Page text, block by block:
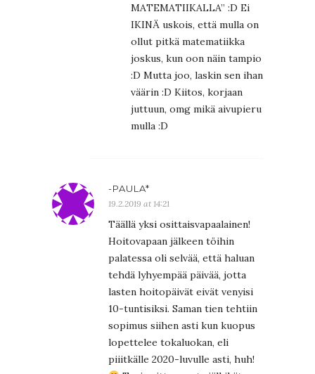
MATEMATIIKALLA” :D Ei
IKINÄ uskois, että mulla on
ollut pitkä matematiikka
joskus, kun oon näin tampio
:D Mutta joo, laskin sen ihan
väärin :D Kiitos, korjaan
juttuun, omg mikä aivupieru
mulla :D
-PAULA*
19.2.2019 at 14:21
Täällä yksi osittaisvapaalainen!
Hoitovapaan jälkeen töihin
palatessa oli selvää, että haluan
tehdä lyhyempää päivää, jotta
lasten hoitopäivät eivät venyisi
10-tuntisiksi. Saman tien tehtiin
sopimus siihen asti kun kuopus
lopettelee tokaluokan, eli
piiitkälle 2020-luvulle asti, huh!